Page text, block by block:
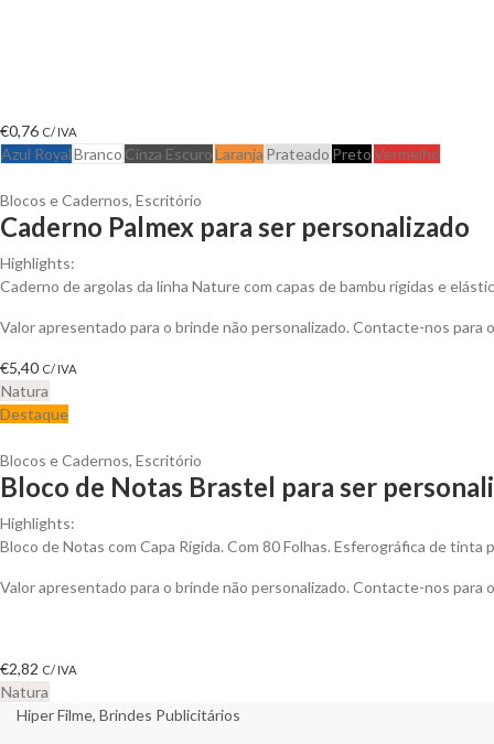
€0,76 C/ IVA
Azul RoyalBranco Cinza EscuroLaranja Prateado PretoVermelho
Blocos e Cadernos, Escritório
Caderno Palmex para ser personalizado
Highlights:
Caderno de argolas da linha Nature com capas de bambu rígidas e
Valor apresentado para o brinde não personalizado. Contacte-nos
€5,40 C/ IVA
Natura
Destaque
Blocos e Cadernos, Escritório
Bloco de Notas Brastel para ser
Highlights:
Bloco de Notas com Capa Rígida. Com 80 Folhas. Esferográfica de
Valor apresentado para o brinde não personalizado. Contacte-nos
€2,82 C/ IVA
Natura
Hiper Filme, Brindes Publicitários